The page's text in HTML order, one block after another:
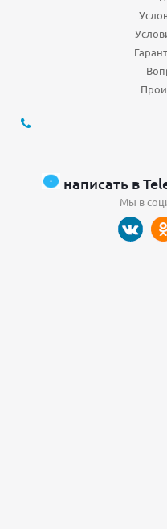
написать в
Мы в